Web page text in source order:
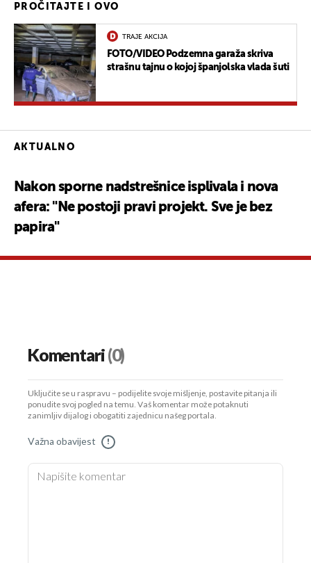
PROČITAJTE I OVO
TRAJE AKCIJA
FOTO/VIDEO Podzemna garaža skriva
strašnu tajnu o kojoj španjolska vlada šuti
AKTUALNO
Nakon sporne nadstrešnice isplivala i nova
afera: "Ne postoji pravi projekt. Sve je bez
papira"
Komentari(0)
Uključite se u raspravu – podijelite svoje mišljenje, postavite pitanja ili
ponudite svoj pogled na temu. Vaš komentar može potaknuti
zanimljiv dijalog i obogatiti zajednicu našeg portala.
Važna obavijest !